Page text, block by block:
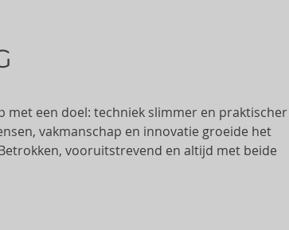
met een doel: techniek slimmer en praktischer
vakmanschap en innovatie groeide het
vooruitstrevend en altijd met beide